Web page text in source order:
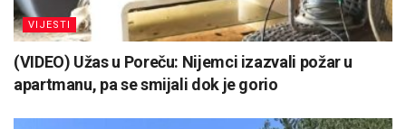
VIJESTI
(VIDEO) Užas u Poreču: Nijemci izazvali požar u
apartmanu, pa se smijali dok je gorio